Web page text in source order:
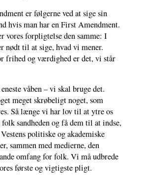
er følgerne ved at sige sin
hvis man har en First Amendment.
vores forpligtelse den samme: I
nødt til at sige, hvad vi mener.
frihed og værdighed er det, vi står
våben – vi skal bruge det.
meget skrøbeligt noget, som
Så længe vi har lov til at ytre os
sandheden og få dem til at indse,
politiske og akademiske
sammen med medierne, den
omfang for folk. Vi må udbrede
første og vigtigste pligt.